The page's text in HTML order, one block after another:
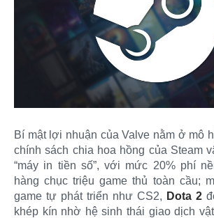
Bí mật lợi nhuận của Valve nằm ở mô
chính sách chia hoa hồng của Steam
“máy in tiền số”, với mức 20% phí
hàng chục triệu game thủ toàn cầu;
game tự phát triển như CS2, Dota 2
khép kín nhờ hệ sinh thái giao dịch